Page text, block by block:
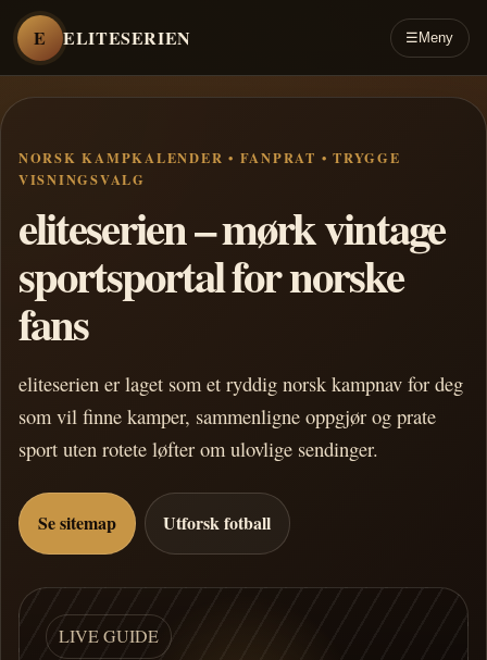
E ELITESERIEN ☰ Meny
NORSK KAMPKALENDER • FANPRAT • TRYGGE
VISNINGSVALG
eliteserien – mørk vintage
sportsportal for norske
fans
eliteserien er laget som et ryddig norsk kampnav for deg
som vil finne kamper, sammenligne oppgjør og prate
sport uten rotete løfter om ulovlige sendinger.
Se sitemap Utforsk fotball
LIVE GUIDE